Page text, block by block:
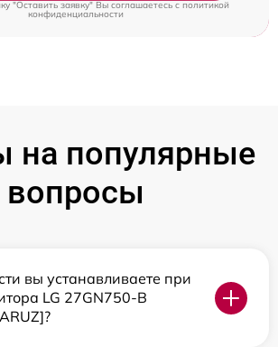
"Оставить заявку" Вы соглашаетесь c политикой
конфиденциальности
на популярные
вопросы
вы устанавливаете при
LG 27GN750-B